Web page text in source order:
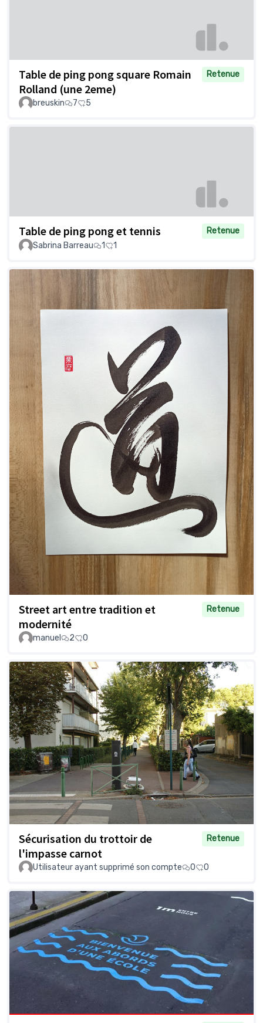
Table de ping pong square Romain
Rolland (une 2eme)
Retenue
breuskin 7 5
Table de ping pong et tennis
Retenue
Sabrina Barreau
1 1
Street art entre tradition et
modernité
Retenue
manuel 2 0
Sécurisation du trottoir de
l'impasse carnot
Retenue
Utilisateur ayant supprimé son compte 0 0